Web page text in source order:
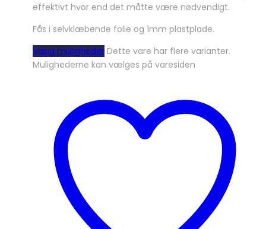
effektivt hvor end det måtte være nødvendigt.
Fås i selvklæbende folie og 1mm plastplade.
Vælg muligheder Dette vare har flere varianter.
Mulighederne kan vælges på varesiden